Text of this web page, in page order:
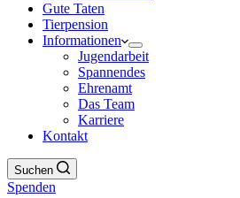
Gute Taten
Tierpension
Informationen
Jugendarbeit
Spannendes
Ehrenamt
Das Team
Karriere
Kontakt
Suchen
Spenden